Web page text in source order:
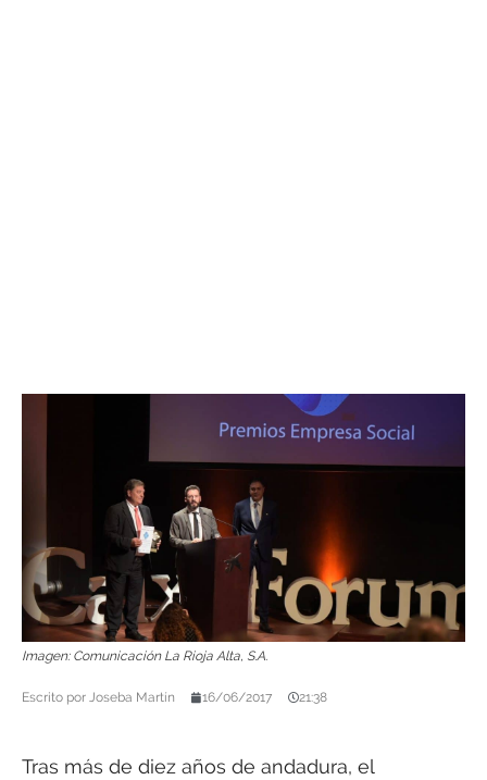
Imagen: Comunicación La Rioja Alta, S.A.
Escrito por Joseba Martín 16/06/2017 21:38
Tras más de diez años de andadura, el